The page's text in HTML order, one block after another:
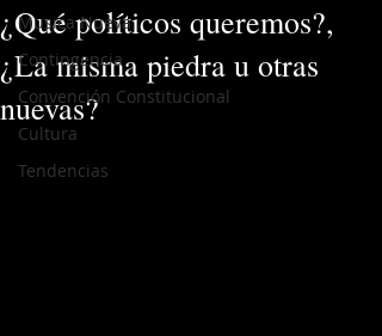
Musica Nueva
Contingencia
Convención Constitucional
Cultura
Tendencias
¿Qué políticos queremos?,
¿La misma piedra u otras
nuevas?